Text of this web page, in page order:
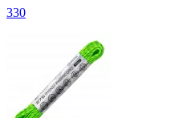
330